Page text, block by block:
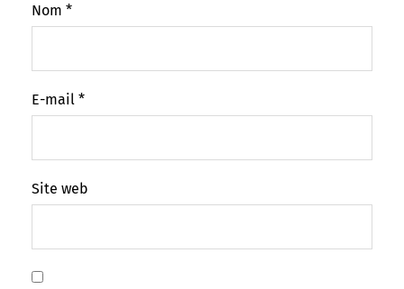
Nom *
E-mail *
Site web